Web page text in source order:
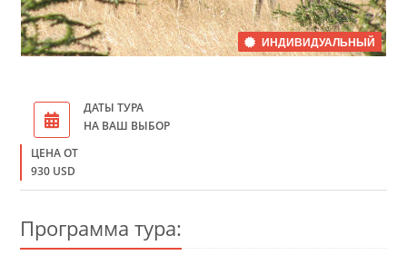
ИНДИВИДУАЛЬНЫЙ
ДАТЫ ТУРА
НА ВАШ ВЫБОР
ЦЕНА ОТ
930 USD
Программа тура: